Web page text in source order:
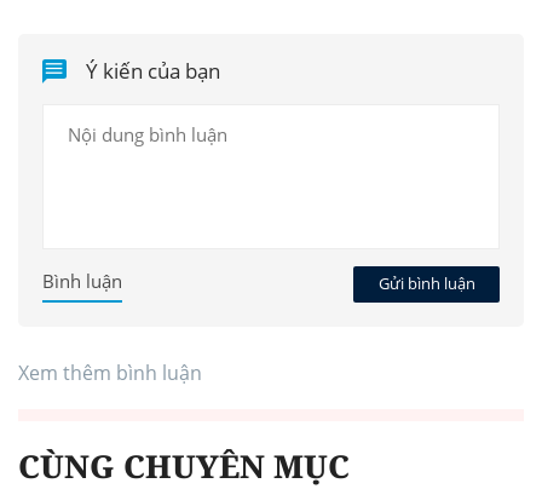
Ý kiến của bạn
Gửi bình luận
Bình luận
Xem thêm bình luận
CÙNG CHUYÊN MỤC